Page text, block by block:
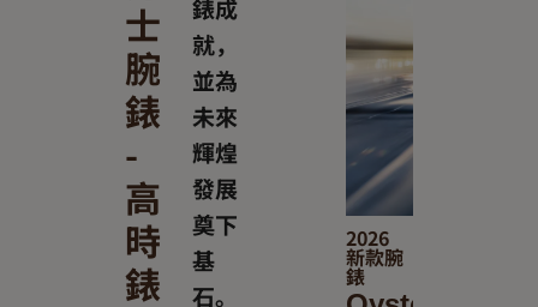
士
腕
錶
-
高
時
錶
錶成
就，
並為
未來
輝煌
發展
奠下
基
石。
2026
新款腕
錶